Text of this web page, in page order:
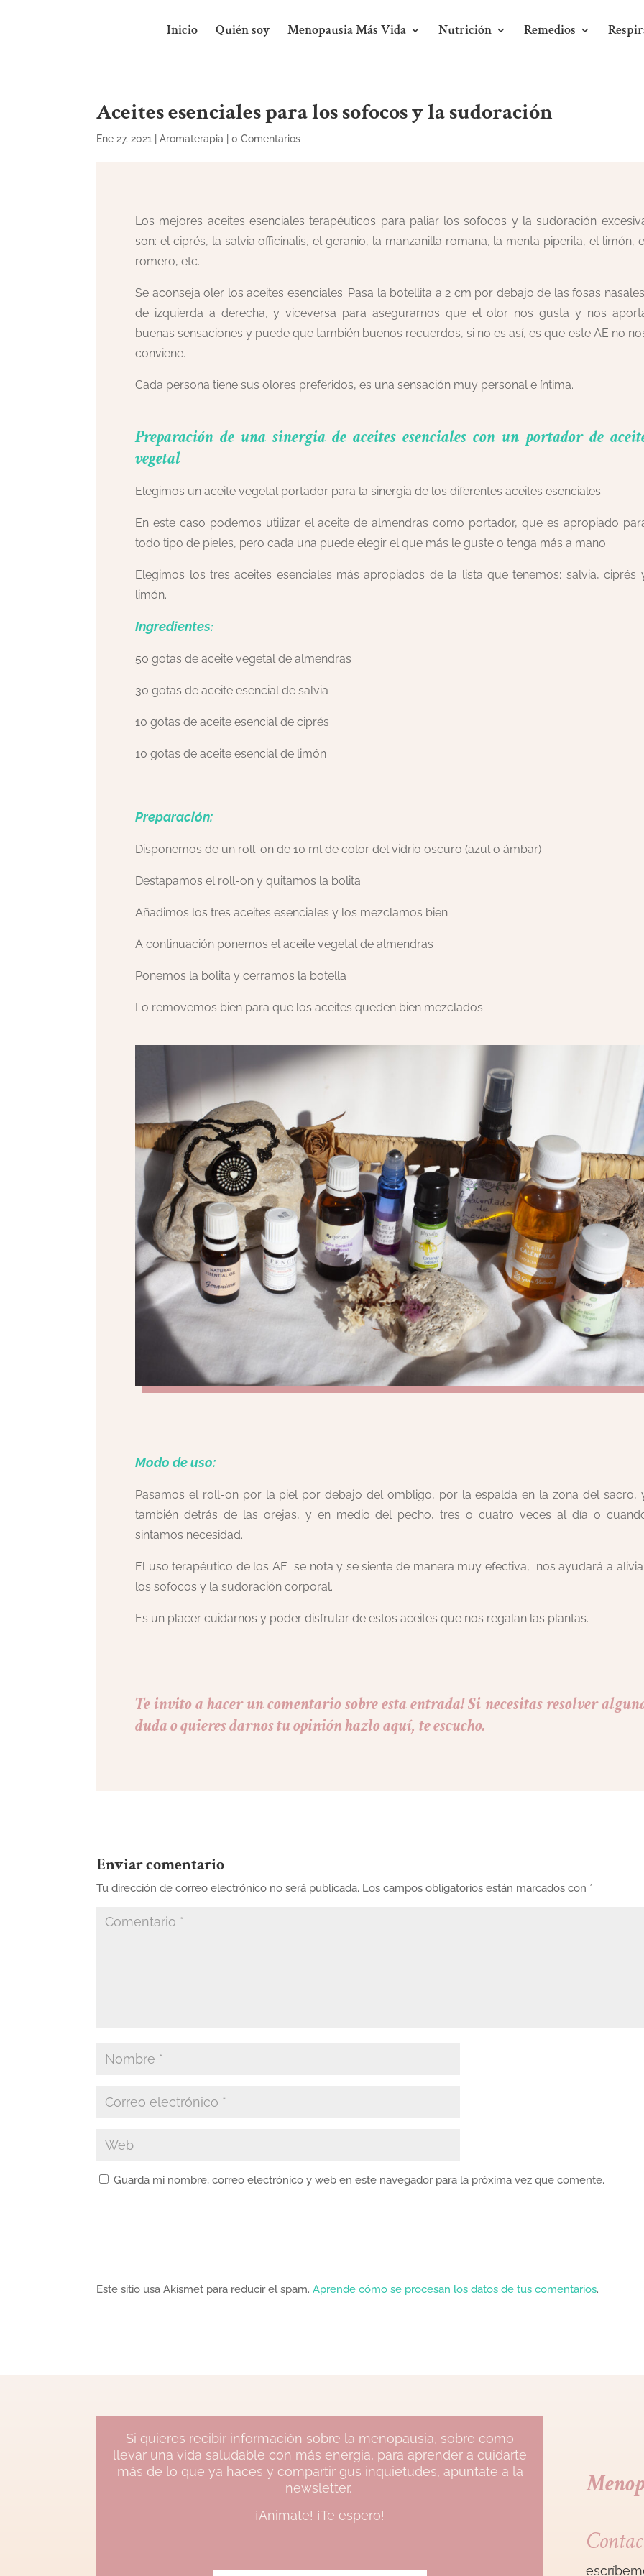
Inicio Quién soy Menopausia Más Vida Nutrición Remedios
Aceites esenciales para los sofocos y la sudoración
Ene 27, 2021 |Aromaterapia |0 Comentarios
Los mejores aceites esenciales terapéuticos para paliar los sofocos y la sudoración
son: el ciprés, la salvia officinalis, el geranio, la manzanilla romana, la menta piperita, el limón,
romero, etc.
Se aconseja oler los aceites esenciales. Pasa la botellita a 2 cm por debajo de las fosas
de izquierda a derecha, y viceversa para asegurarnos que el olor nos gusta y nos
buenas sensaciones y puede que también buenos recuerdos, si no es así, es que este AE no
conviene.
Cada persona tiene sus olores preferidos, es una sensación muy personal e íntima.
Preparación de una sinergia de aceites esenciales con un portador de
vegetal
Elegimos un aceite vegetal portador para la sinergia de los diferentes aceites esenciales.
En este caso podemos utilizar el aceite de almendras como portador, que es apropiado
todo tipo de pieles, pero cada una puede elegir el que más le guste o tenga más a mano.
Elegimos los tres aceites esenciales más apropiados de la lista que tenemos: salvia, ciprés
limón.
Ingredientes:
50 gotas de aceite vegetal de almendras
30 gotas de aceite esencial de salvia
10 gotas de aceite esencial de ciprés
10 gotas de aceite esencial de limón
Preparación:
Disponemos de un roll-on de 10 ml de color del vidrio oscuro (azul o ámbar)
Destapamos el roll-on y quitamos la bolita
Añadimos los tres aceites esenciales y los mezclamos bien
A continuación ponemos el aceite vegetal de almendras
Ponemos la bolita y cerramos la botella
Lo removemos bien para que los aceites queden bien mezclados
Modo de uso:
Pasamos el roll-on por la piel por debajo del ombligo, por la espalda en la zona del sacro,
también detrás de las orejas, y en medio del pecho, tres o cuatro veces al día o
sintamos necesidad.
El uso terapéutico de los AE se nota y se siente de manera muy efectiva, nos ayudará a
los sofocos y la sudoración corporal.
Es un placer cuidarnos y poder disfrutar de estos aceites que nos regalan las plantas.
Te invito a hacer un comentario sobre esta entrada! Si necesitas resolver
duda o quieres darnos tu opinión hazlo aquí, te escucho.
Enviar comentario
Tu dirección de correo electrónico no será publicada. Los campos obligatorios están marcados con *
Guarda mi nombre, correo electrónico y web en este navegador para la próxima vez que comente.
Este sitio usa Akismet para reducir el spam.Aprende cómo se procesan los datos de tus comentarios.
Si quieres recibir información sobre la menopausia, sobre como
llevar una vida saludable con más energia, para aprender a cuidarte
más de lo que ya haces y compartir gus inquietudes, apuntate a la
newsletter.
¡Animate! ¡Te espero!